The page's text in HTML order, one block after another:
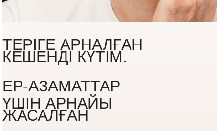
ТЕРІГЕ АРНАЛҒАН
КЕШЕНДІ КҮТІМ.
ЕР-АЗАМАТТАР
ҮШІН АРНАЙЫ
ЖАСАЛҒАН